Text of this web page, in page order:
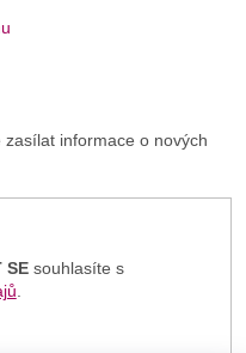
informace o nových
SEsouhlasíte s